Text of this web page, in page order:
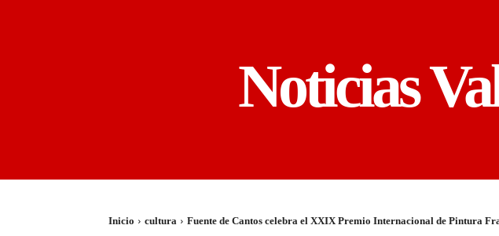
Noticias
Inicio cultura Fuente de Cantos celebra el XXIX Premio Internacional de Pintura